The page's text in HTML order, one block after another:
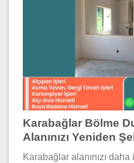
Karabağlar Bölme
Alanınızı Yeniden
Karabağlar alanınızı